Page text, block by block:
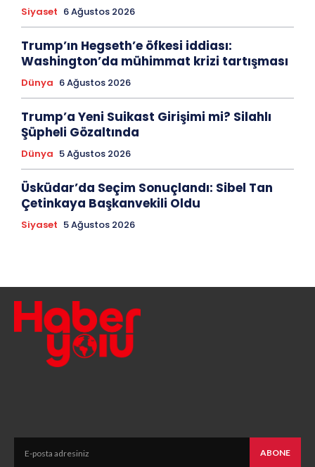
Siyaset 6 Ağustos 2026
Trump’ın Hegseth’e öfkesi iddiası:
Washington’da mühimmat krizi tartışması
Dünya 6 Ağustos 2026
Trump’a Yeni Suikast Girişimi mi? Silahlı
Şüpheli Gözaltında
Dünya 5 Ağustos 2026
Üsküdar’da Seçim Sonuçlandı: Sibel Tan
Çetinkaya Başkanvekili Oldu
Siyaset 5 Ağustos 2026
ABONE